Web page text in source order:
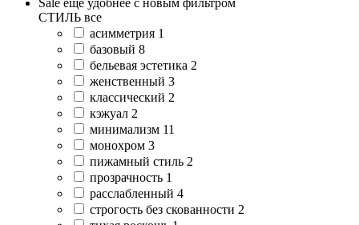
СТИЛЬ все
асимметрия 1
базовый 8
бельевая эстетика 2
женственный 3
классический 2
кэжуал 2
минимализм 11
монохром 3
пижамный стиль 2
прозрачность 1
расслабленный 4
строгость без скованности 2